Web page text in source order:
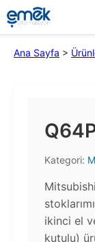
Ana Sayfa >
Kategori:
ikinci el
kutulu)